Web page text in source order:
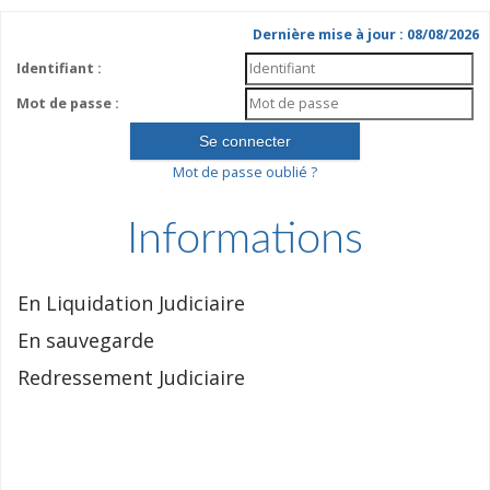
Dernière mise à jour : 08/08/2026
Identifiant :
Mot de passe :
Mot de passe oublié ?
Informations
En Liquidation Judiciaire
En sauvegarde
Redressement Judiciaire